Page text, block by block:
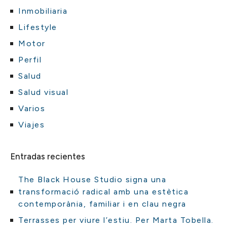
Inmobiliaria
Lifestyle
Motor
Perfil
Salud
Salud visual
Varios
Viajes
Entradas recientes
The Black House Studio signa una
transformació radical amb una estètica
contemporània, familiar i en clau negra
Terrasses per viure l’estiu. Per Marta Tobella.